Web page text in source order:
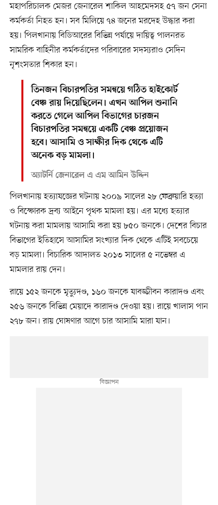
মহাপরিচালক মেজর জেনারেল শাকিল আহমেদসহ ৫৭ জন সেনা
কর্মকর্তা নিহত হন। সব মিলিয়ে ৭৪ জনের মরদেহ উদ্ধার করা
হয়। পিলখানায় বিডিআরের বিভিন্ন পর্যায়ে দায়িত্ব পালনরত
সামরিক বাহিনীর কর্মকর্তাদের পরিবারের সদস্যরাও সেদিন
নৃশংসতার শিকার হন।
তিনজন বিচারপতির সমন্বয়ে গঠিত হাইকোর্ট
বেঞ্চ রায় দিয়েছিলেন। এখন আপিল শুনানি
করতে গেলে আপিল বিভাগের চারজন
বিচারপতির সমন্বয়ে একটি বেঞ্চ প্রয়োজন
হবে। আসামি ও সাক্ষীর দিক থেকে এটি
অনেক বড় মামলা।
অ্যাটর্নি জেনারেল এ এম আমিন উদ্দিন
পিলখানায় হত্যাযজ্ঞের ঘটনায় ২০০৯ সালের ২৮ ফেব্রুয়ারি হত্যা
ও বিস্ফোরক দ্রব্য আইনে পৃথক মামলা হয়। এর মধ্যে হত্যার
ঘটনায় করা মামলায় আসামি করা হয় ৮৫০ জনকে। দেশের বিচার
বিভাগের ইতিহাসে আসামির সংখ্যার দিক থেকে এটিই সবচেয়ে
বড় মামলা। বিচারিক আদালত ২০১৩ সালের ৫ নভেম্বর এ
মামলার রায় দেন।
রায়ে ১৫২ জনকে মৃত্যুদণ্ড, ১৬০ জনকে যাবজ্জীবন কারাদণ্ড এবং
২৫৬ জনকে বিভিন্ন মেয়াদে কারাদণ্ড দেওয়া হয়। রায়ে খালাস পান
২৭৮ জন। রায় ঘোষণার আগে চার আসামি মারা যান।